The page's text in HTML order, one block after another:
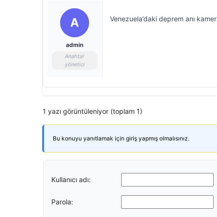
A
admin
Anahtar
yönetici
Venezuela’daki deprem anı
1 yazı görüntüleniyor (toplam 1)
Bu konuyu yanıtlamak için giriş yapmış olmalısınız.
Kullanıcı adı:
Parola: